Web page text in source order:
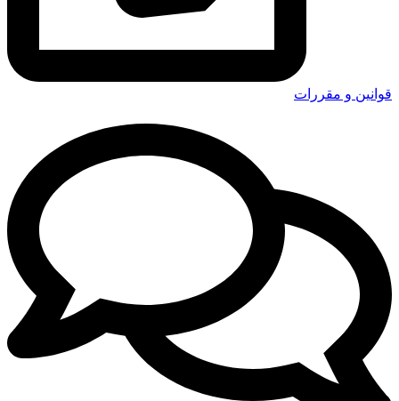
قوانین و مقررات